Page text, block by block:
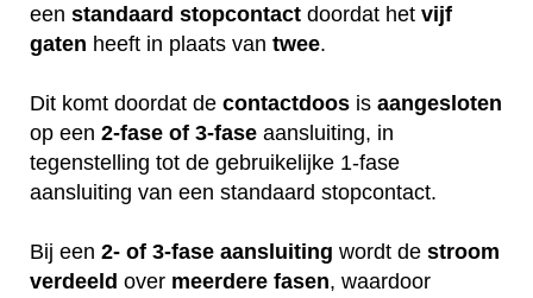
een standaard stopcontact doordat het vijf
gaten heeft in plaats van twee.
Dit komt doordat de contactdoos is aangesloten
op een 2-fase of 3-fase aansluiting, in
tegenstelling tot de gebruikelijke 1-fase
aansluiting van een standaard stopcontact.
Bij een 2- of 3-fase aansluiting wordt de stroom
verdeeld over meerdere fasen, waardoor